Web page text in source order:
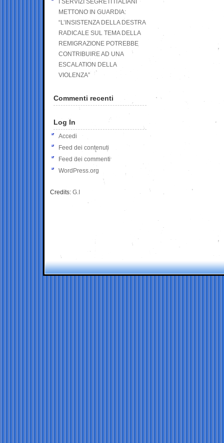
I SERVIZI SEGRETI ITALIANI
METTONO IN GUARDIA:
“L’INSISTENZA DELLA DESTRA
RADICALE SUL TEMA DELLA
REMIGRAZIONE POTREBBE
CONTRIBUIRE AD UNA
ESCALATION DELLA
VIOLENZA”
Commenti recenti
Log In
Accedi
Feed dei contenuti
Feed dei commenti
WordPress.org
Credits: G.I